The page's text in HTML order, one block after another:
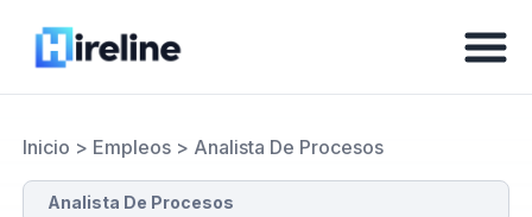
Inicio > Empleos> Analista De Procesos